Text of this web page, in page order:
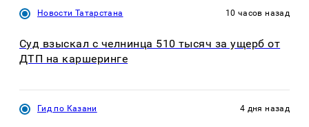
Новости Татарстана 10 часов назад
Суд взыскал с челнинца 510 тысяч за ущерб от
ДТП на каршеринге
Гид по Казани 4 дня назад